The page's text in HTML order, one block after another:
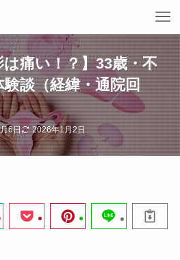
痛い！？】33歳・不
談（経緯・通院回
6日 2026年1月2日